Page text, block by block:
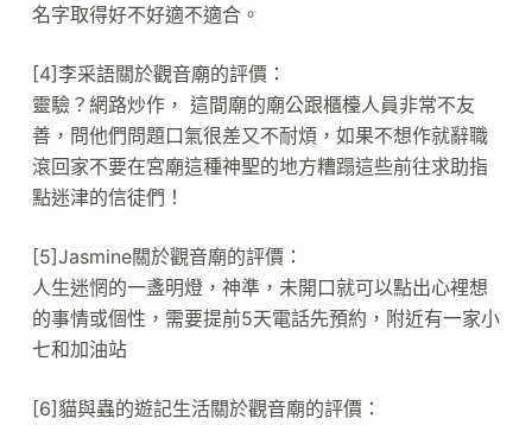
名字取得好不好適不適合。
[4]李采語關於觀音廟的評價：
靈驗？網路炒作， 這間廟的廟公跟櫃檯人員非常不友
善，問他們問題口氣很差又不耐煩，如果不想作就辭職
滾回家不要在宮廟這種神聖的地方糟蹋這些前往求助指
點迷津的信徒們！
[5]Jasmine關於觀音廟的評價：
人生迷惘的一盞明燈，神準，未開口就可以點出心裡想
的事情或個性，需要提前5天電話先預約，附近有一家小
七和加油站
[6]貓與蟲的遊記生活關於觀音廟的評價：